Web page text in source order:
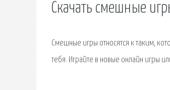
Скачать смешные
Смешные игры относятся к таким,
тебя. Играйте в новые онлайн игры